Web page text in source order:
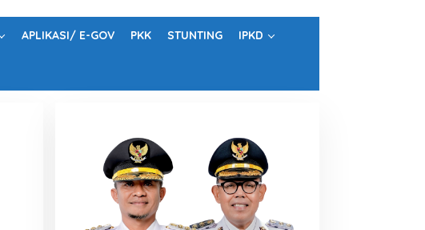
APLIKASI/ E-GOV PKK STUNTING IPKD